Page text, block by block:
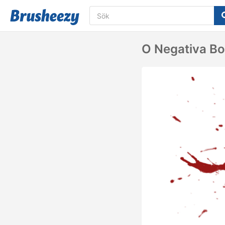
O Negativa